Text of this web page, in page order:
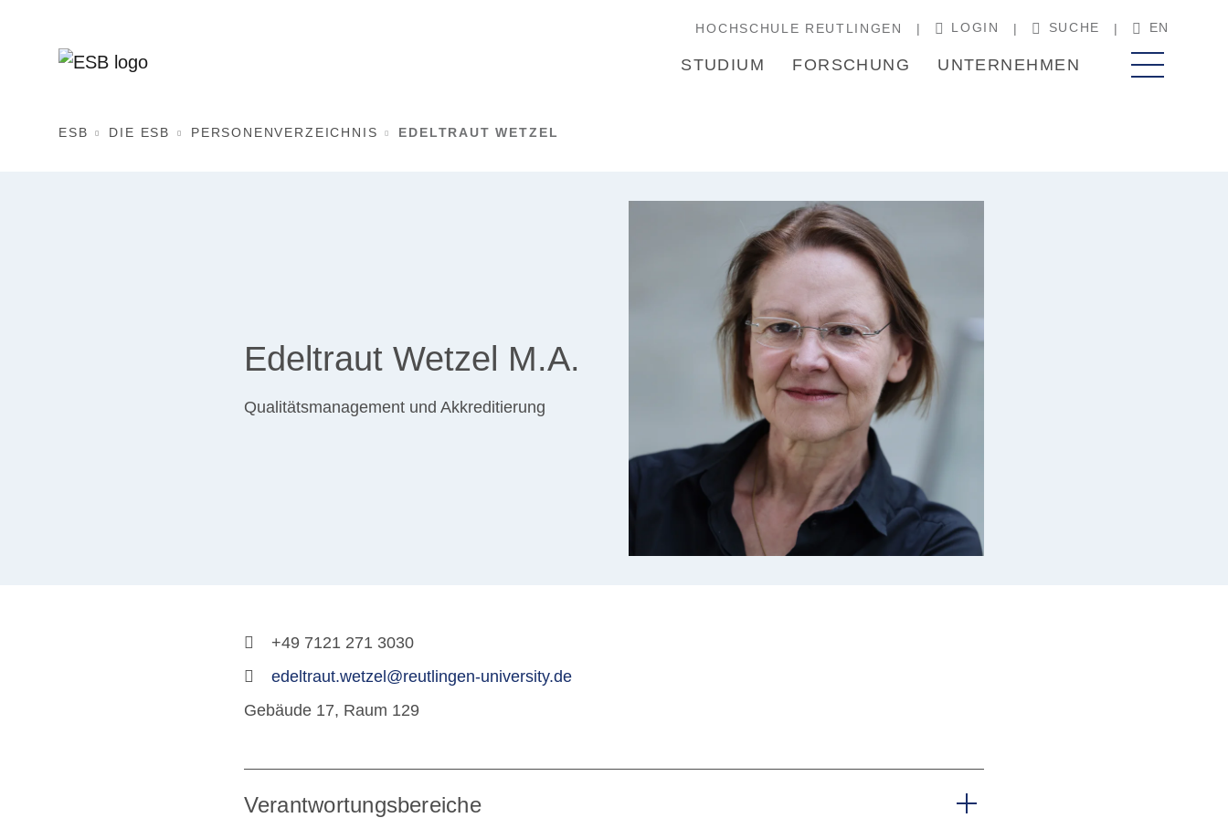
HOCHSCHULE REUTLINGEN LOGIN SUCHE EN
STUDIUM FORSCHUNG UNTERNEHMEN
ESB DIE ESB PERSONENVERZEICHNIS EDELTRAUT WETZEL
Edeltraut Wetzel M.A.
Qualitätsmanagement und Akkreditierung
+49 7121 271 3030
edeltraut.wetzel@reutlingen-university.de
Gebäude 17, Raum 129
Verantwortungsbereiche